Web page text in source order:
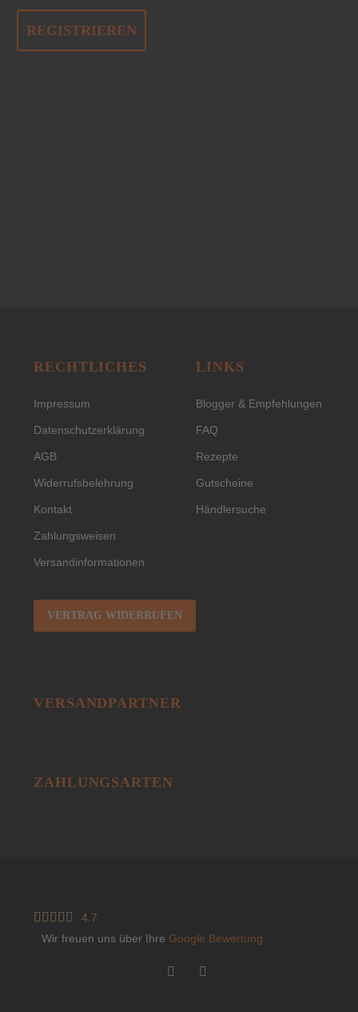
REGISTRIEREN
RECHTLICHES
Impressum
Datenschutzerklärung
AGB
Widerrufsbelehrung
Kontakt
Zahlungsweisen
Versandinformationen
VERTRAG WIDERRUFEN
LINKS
Blogger & Empfehlungen
FAQ
Rezepte
Gutscheine
Händlersuche
VERSANDPARTNER
ZAHLUNGSARTEN
    
4.7
Wir freuen uns über Ihre Google Bewertung